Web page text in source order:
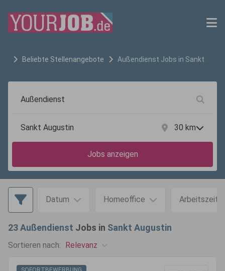
Beliebte Stellenangebote Außendienst Jobs in Sankt
30 km
Jobs anzeigen
Datum Homeoffice Arbeitszeit
23Außendienst Jobs in Sankt Augustin
Sortieren nach: Relevanz